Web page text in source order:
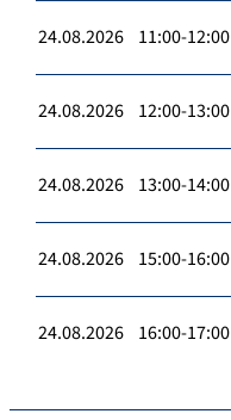
24.08.2026 11:00-12:00
24.08.2026 12:00-13:00
24.08.2026 13:00-14:00
24.08.2026 15:00-16:00
24.08.2026 16:00-17:00